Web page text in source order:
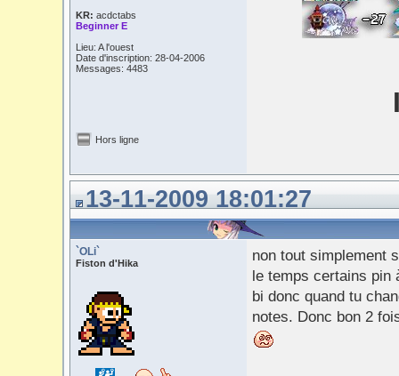
KR: acdctabs
Beginner E
Lieu: A l'ouest
Date d'inscription: 28-04-2006
Messages: 4483
Hors ligne
13-11-2009 18:01:27
`OLi`
Fiston d'Hika
non tout simplement
le temps certains pin
bi donc quand tu
notes. Donc bon 2